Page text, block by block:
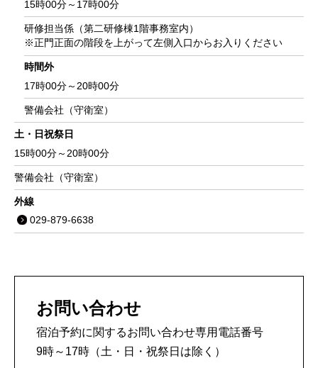
15時00分～17時00分
研修担当係（第二研修棟1階事務室内）
※正門正面の階段を上がって左側入口からお入りください
時間外
17時00分～20時00分
警備会社（守衛室）
土・日祝祭日
15時00分～20時00分
警備会社（守衛室）
外線
029-879-6638
お問い合わせ
宿泊予約に関するお問い合わせ専用電話番号
9時～17時（土・日・祝祭日は除く）